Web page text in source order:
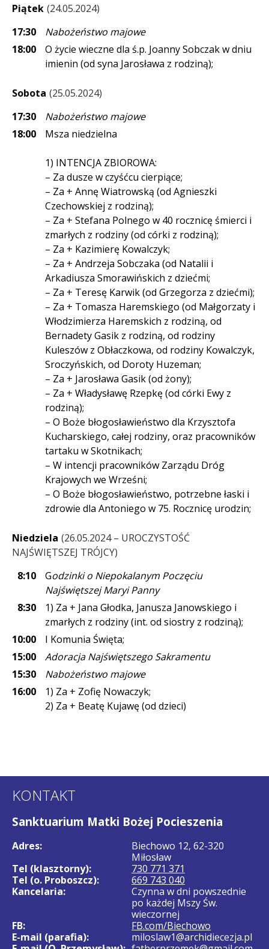
Piątek 24.05.2024
17:30
Nabożeństwo majowe
18:00
O życie wieczne dla ś.p. Joanny Sobczak w dniu
imienin (od syna Jarosława z rodziną);
Sobota 25.05.2024
17:30
Nabożeństwo majowe
18:00
Msza niedzielna
1) INTENCJA ZBIOROWA:
– Za dusze w czyśćcu cierpiące;
– Za + Annę Wiatrowską (od Agnieszki
Czechowskiej z rodziną);
– Za + Stefana Polnego w 40 rocznicę śmierci i
zmarłych z rodziny (od córki z rodziną);
– Za + Kazimierę Kowalczyk;
– Za + Andrzeja Sobczaka (od Natalii i
Arkadiusza Smorawińskich z dziećmi;
– Za + Teresę Karwik (od Grzegorza z dziećmi);
– Za + Tomasza Haremskiego (od Małgorzaty i
Włodzimierza Haremskich z rodziną, od
Bernadety Gasik z rodziną, od rodziny
Kuleszów z Obłaczkowa, od rodziny Kowalczyk,
Sroczyńskich, od Doroty Huzeman;
– Za + Jarosława Gasik (od żony);
– Za + Władysławę Rzepkę (od córki Ewy z
rodziną);
– O Boże błogosławieństwo dla Krzysztofa
Kucharskiego, całej rodziny, oraz pracowników
tartaku w Skotnikach;
– W intencji pracowników Zarządu Dróg
Krajowych we Wrześni;
– O Boże błogosławieństwo, potrzebne łaski i
zdrowie dla Antoniego w 75. Rocznicę urodzin;
Niedziela 26.05.2024 – UROCZYSTOŚĆ
NAJŚWIĘTSZEJ TRÓJCY
8:10
Godzinki o Niepokalanym Poczęciu
Najświętszej Maryi Panny
8:30
1) Za + Jana Głodka, Janusza Janowskiego i
zmarłych z rodziny (int. od siostry z rodziną);
10:00
I Komunia Święta;
15:00
Adoracja Najświętszego Sakramentu
15:30
Nabożeństwo majowe
16:00
1) Za + Zofię Nowaczyk;
2) Za + Beatę Kujawę (od dzieci)
KONTAKT
Sanktuarium Matki Bożej Pocieszenia
Adres:
Biechowo 12, 62-320
Miłosław
Tel (klasztorny):
730 771 371
Tel (o. Proboszcz):
669 743 040
Kancelaria:
Czynna w dni powszednie
po każdej Mszy Św.
wieczornej
FB:
FB.com/Biechowo
E-mail (parafia):
miloslaw1@archidiecezja.pl